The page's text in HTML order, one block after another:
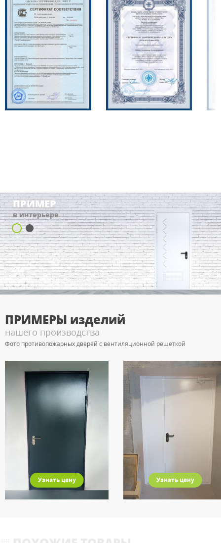
ПРИМЕР
в интерьере
ПРИМЕРЫ изделий
нашего производства
Фото противопожарных дверей с вентиляционной решеткой
Узнать цену Узнать цену